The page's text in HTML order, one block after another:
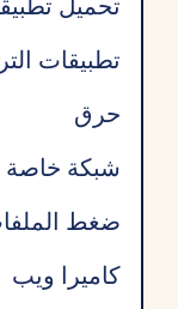
تحميل
تطبيقات
حرق
شبكة خاصة
ضغط
كاميرا ويب